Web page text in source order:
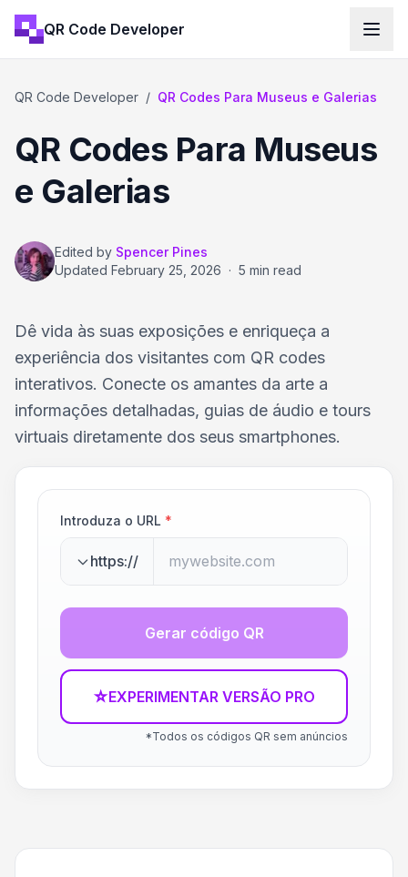
QR Code Developer
QR Code Developer / QR Codes Para Museus e Galerias
QR Codes Para Museus
e Galerias
Edited by Spencer Pines
Updated February 25, 2026 · 5 min read
Dê vida às suas exposições e enriqueça a
experiência dos visitantes com QR codes
interativos. Conecte os amantes da arte a
informações detalhadas, guias de áudio e tours
virtuais diretamente dos seus smartphones.
Introduza o URL *
https://
Gerar código QR
☆EXPERIMENTAR VERSÃO PRO
*Todos os códigos QR sem anúncios